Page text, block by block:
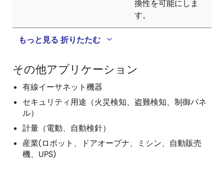
換性を可能にしま
す。
もっと見る 折りたたむ
その他アプリケーション
有線イーサネット機器
セキュリティ用途（火災検知、盗難検知、制御パネ
ル）
計量（電動、自動検針）
産業(ロボット、ドアオープナ、ミシン、自動販売
機、UPS)